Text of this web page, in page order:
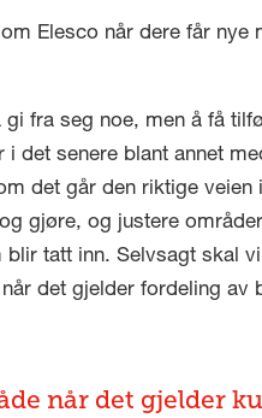
Elesco når dere får
fra seg noe, men å få
i det senere blant annet
det går den riktige
gjøre, og justere
tatt inn. Selvsagt skal
det gjelder fordeling
når det gjelder